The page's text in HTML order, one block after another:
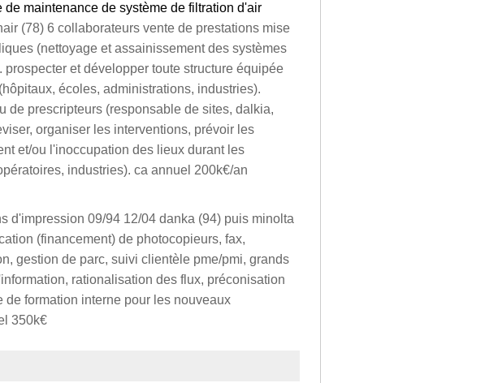
de maintenance de système de filtration d'air
(78) 6 collaborateurs vente de prestations mise
(nettoyage et assainissement des systèmes
et développer toute structure équipée
écoles, administrations, industries).
de prescripteurs (responsable de sites, dalkia,
organiser les interventions, prévoir les
et/ou l'inoccupation des lieux durant les
industries). ca annuel 200k€/an
d'impression 09/94 12/04 danka (94) puis minolta
(financement) de photocopieurs, fax,
gestion de parc, suivi clientèle pme/pmi, grands
rationalisation des flux, préconisation
formation interne pour les nouveaux
350k€